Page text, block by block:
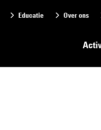
Educatie Over ons